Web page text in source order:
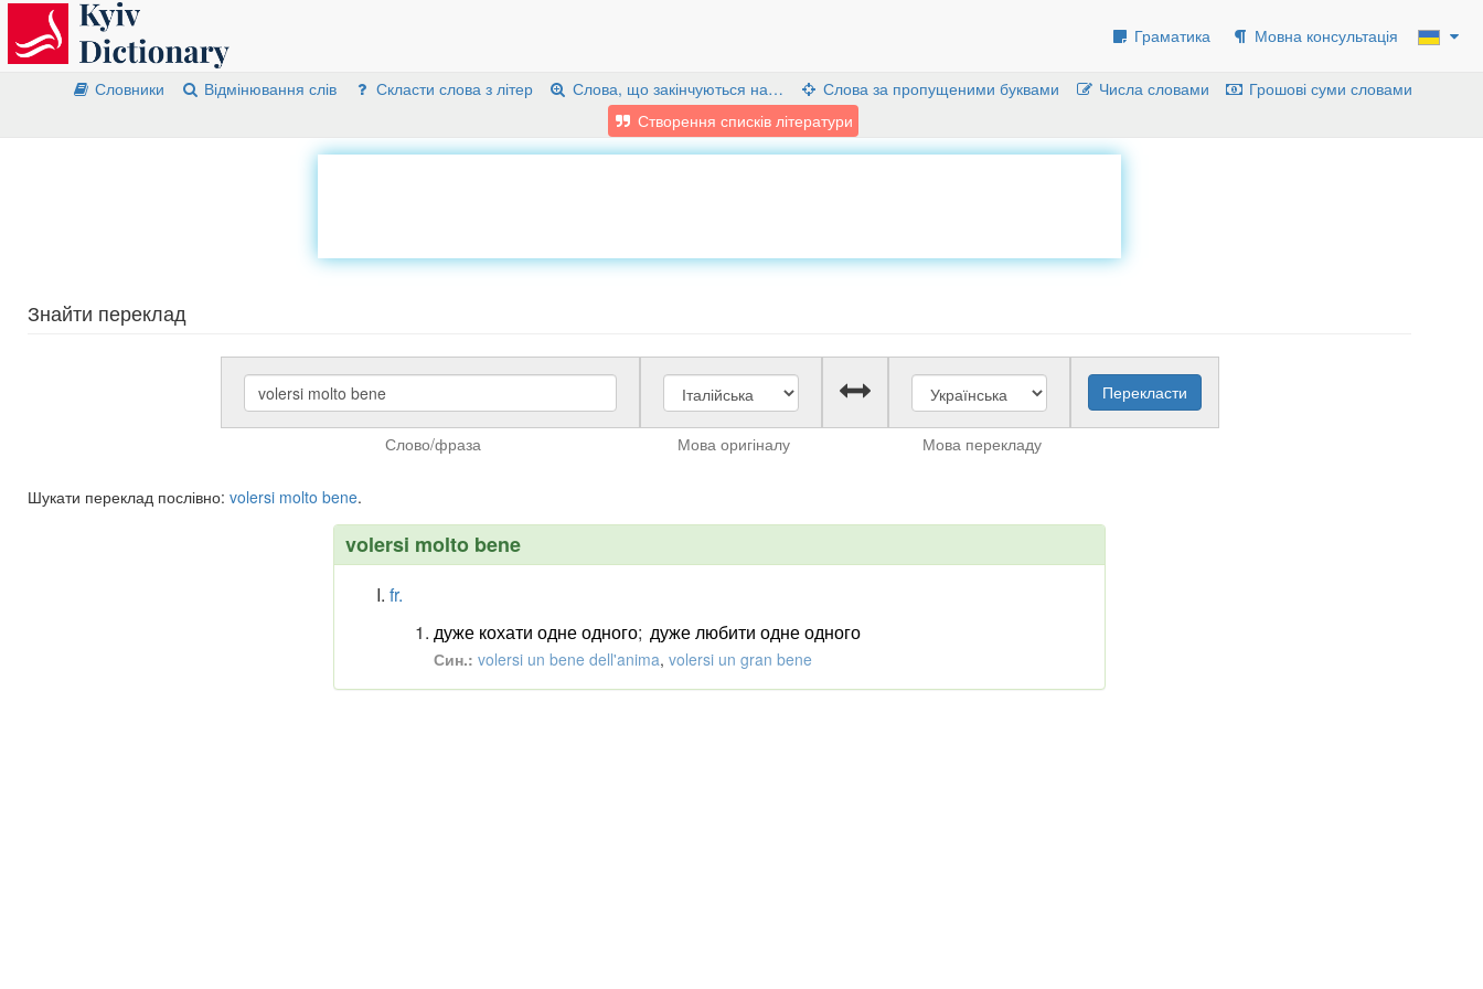
Граматика Мовна консультація
Словники Відмінювання слів Скласти слова з літер Слова, що закінчуються на… Слова за пропущеними буквами Числа словами
Грошові суми словами
Створення списків літератури
Знайти переклад
Слово/фраза Мова оригіналу Мова перекладу
Шукати переклад послівно: volersi molto bene.
volersi molto bene
fr.
дуже кохати одне одного; дуже любити одне одного
Син.: volersi un bene dell'anima, volersi un gran bene